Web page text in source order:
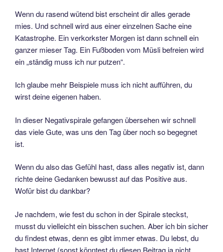
Wenn du rasend wütend bist erscheint dir alles gerade
mies. Und schnell wird aus einer einzelnen Sache eine
Katastrophe. Ein verkorkster Morgen ist dann schnell ein
ganzer mieser Tag. Ein Fußboden vom Müsli befreien wird
ein „ständig muss ich nur putzen“.
Ich glaube mehr Beispiele muss ich nicht aufführen, du
wirst deine eigenen haben.
In dieser Negativspirale gefangen übersehen wir schnell
das viele Gute, was uns den Tag über noch so begegnet
ist.
Wenn du also das Gefühl hast, dass alles negativ ist, dann
richte deine Gedanken bewusst auf das Positive aus.
Wofür bist du dankbar?
Je nachdem, wie fest du schon in der Spirale steckst,
musst du vielleicht ein bisschen suchen. Aber ich bin sicher
du findest etwas, denn es gibt immer etwas. Du lebst, du
hast Internet (sonst könntest du diesen Beitrag ja nicht